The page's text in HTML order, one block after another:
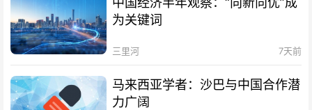
为关键词
三里河 7天前
马来西亚学者：沙巴与中国合作潜
力广阔